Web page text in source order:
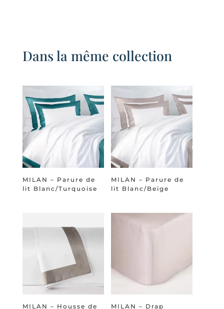
Dans la même collection
MILAN – Parure de
lit Blanc/Turquoise
MILAN – Parure de
lit Blanc/Beige
MILAN – Housse de MILAN – Drap